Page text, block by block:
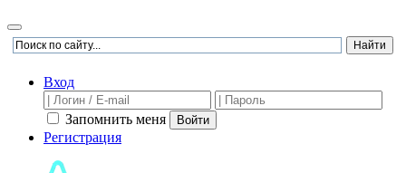
Вход
Запомнить меня Войти
Регистрация